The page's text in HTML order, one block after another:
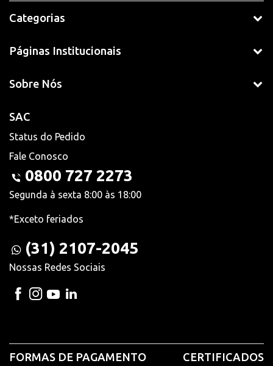
Categorias
Páginas Institucionais
Sobre Nós
SAC
Status do Pedido
Fale Conosco
0800 727 2273
Segunda à sexta 8:00 às 18:00
*Exceto feriados
(31) 2107-2045
Nossas Redes Sociais
FORMAS DE PAGAMENTO CERTIFICADOS